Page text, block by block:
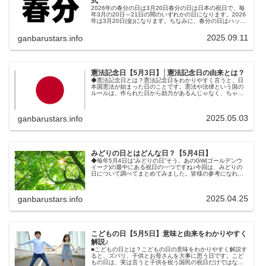
2026年の春分の日は3月20日春分の日は日本の祝日で、毎
年3月の20日～21日の間のいずれかの日になります。2026
年は3月20日(金)になります。ちなみに、春分の日はハッピ
ganbarustars.info 2025.09.11
憲法記念日【5月3日】│憲法記念日の由来とは？
◆憲法記念日とは？憲法記念日をわかりやすく言うと、日
本国憲法が始まった日のことです。憲法や法律という国の
ルールは、作られた日から効力があるんじゃなく、ちゃん
ganbarustars.info 2025.05.03
みどりの日とはどんな日？【5月4日】
◆毎年5月4日は“みどりの日”そう、あのGW(ゴールデンウ
イーク)の最中にある祝日の一つですね♪今回は、みどりの
日について調べてまとめてみました。皆様の参考になれば
ganbarustars.info 2025.04.25
こどもの日【5月5日】意味と由来をわかりやすく
解説♪
■こどもの日とは？こどもの日の意味をわかりやすく解説す
ると、ズバリ、子供とお母さんを大事に思う日です。こど
もの日は、実は言うと子供を祝う国民の祝日だけではな